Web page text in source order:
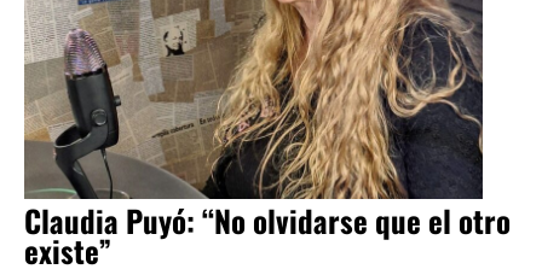
Claudia Puyó: “No olvidarse que el otro
existe”